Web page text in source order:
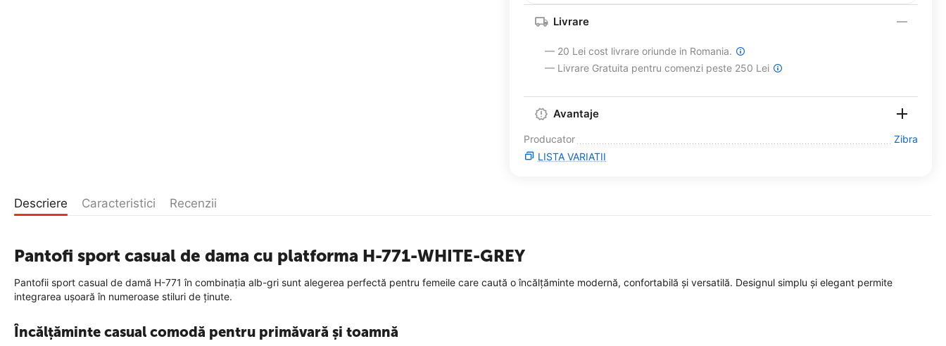
Livrare
— 20 Lei cost livrare oriunde in Romania.
— Livrare Gratuita pentru comenzi peste 250 Lei
Avantaje
Producator
Zibra
LISTA VARIATII
Descriere Caracteristici Recenzii
Pantofi sport casual de dama cu platforma H-771-WHITE-GREY
Pantofii sport casual de damă H-771 în combinația alb-gri sunt alegerea perfectă pentru femeile care caută o încălțăminte modernă, confortabilă și versatilă. Designul simplu și elegant permite
integrarea ușoară în numeroase stiluri de ținute.
Încălțăminte casual comodă pentru primăvară și toamnă